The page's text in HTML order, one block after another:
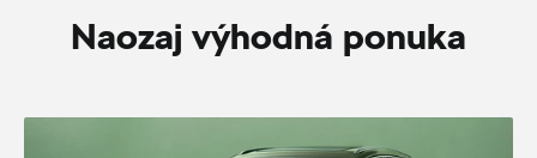
Naozaj výhodná ponuka